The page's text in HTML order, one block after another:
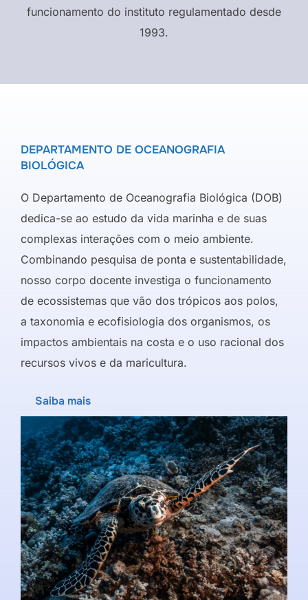
funcionamento do instituto regulamentado desde
1993.
DEPARTAMENTO DE OCEANOGRAFIA
BIOLÓGICA
O Departamento de Oceanografia Biológica (DOB)
dedica-se ao estudo da vida marinha e de suas
complexas interações com o meio ambiente.
Combinando pesquisa de ponta e sustentabilidade,
nosso corpo docente investiga o funcionamento
de ecossistemas que vão dos trópicos aos polos,
a taxonomia e ecofisiologia dos organismos, os
impactos ambientais na costa e o uso racional dos
recursos vivos e da maricultura.
Saiba mais